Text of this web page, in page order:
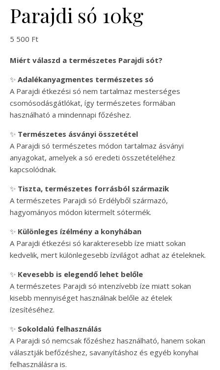
Parajdi só 10kg
5 500 Ft
Miért válaszd a természetes Parajdi sót?
✨ Adalékanyagmentes természetes só
A Parajdi étkezési só nem tartalmaz mesterséges
csomósodásgátlókat, így természetes formában
használható a mindennapi főzéshez.
✨ Természetes ásványi összetétel
A Parajdi só természetes módon tartalmaz ásványi
anyagokat, amelyek a só eredeti összetételéhez
kapcsolódnak.
✨ Tiszta, természetes forrásból származik
A természetes Parajdi só Erdélyből származó,
hagyományos módon kitermelt sótermék.
✨ Különleges ízélmény a konyhában
A Parajdi étkezési só karakteresebb íze miatt sokan
kedvelik, mert különlegesebb ízvilágot adhat az ételeknek.
✨ Kevesebb is elegendő lehet belőle
A természetes Parajdi só intenzívebb íze miatt sokan
kisebb mennyiséget használnak belőle az ételek
ízesítéséhez.
✨ Sokoldalú felhasználás
A Parajdi só nemcsak főzéshez használható, hanem sokan
választják befőzéshez, savanyításhoz és egyéb konyhai
felhasználásra is.